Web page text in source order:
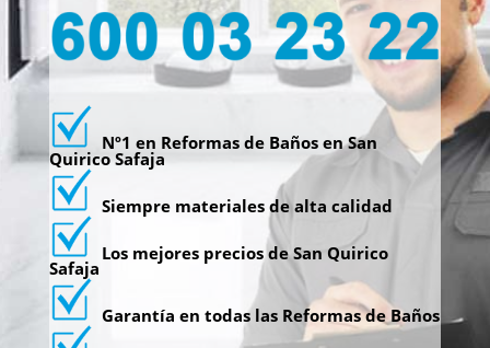
Nº1 en Reformas de Baños en San
Quirico Safaja
Siempre materiales de alta calidad
Los mejores precios de San Quirico
Safaja
Garantía en todas las Reformas de Baños